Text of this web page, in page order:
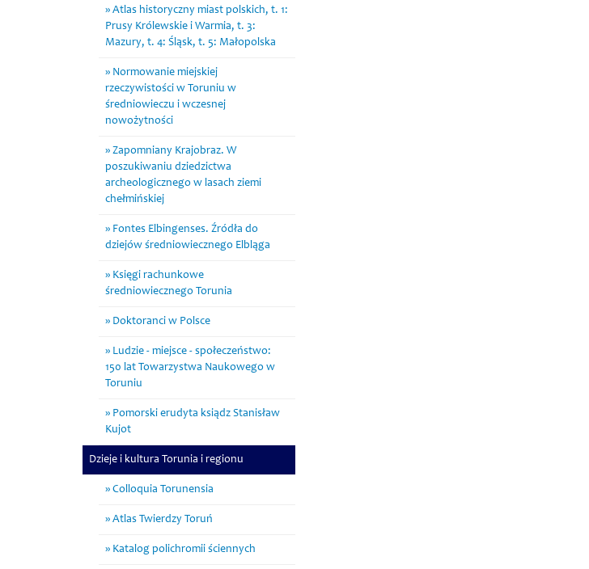
Atlas historyczny miast polskich, t. 1:
Prusy Królewskie i Warmia, t. 3:
Mazury, t. 4: Śląsk, t. 5: Małopolska
Normowanie miejskiej
rzeczywistości w Toruniu w
średniowieczu i wczesnej
nowożytności
Zapomniany Krajobraz. W
poszukiwaniu dziedzictwa
archeologicznego w lasach ziemi
chełmińskiej
Fontes Elbingenses. Źródła do
dziejów średniowiecznego Elbląga
Księgi rachunkowe
średniowiecznego Torunia
Doktoranci w Polsce
Ludzie - miejsce - społeczeństwo:
150 lat Towarzystwa Naukowego w
Toruniu
Pomorski erudyta ksiądz Stanisław
Kujot
Dzieje i kultura Torunia i regionu
Colloquia Torunensia
Atlas Twierdzy Toruń
Katalog polichromii ściennych